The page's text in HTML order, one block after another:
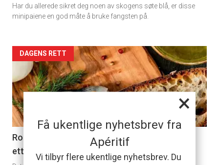
×
Få ukentlige nyhetsbrev fra
Apéritif
Vi tilbyr flere ukentlige nyhetsbrev. Du
Dagens
Har du allerede sikret deg noen av skogens søte blå, er disse
minipaiene en god måte å bruke fangsten på.
Artikler
detail
-
section
11
Ukens
DAGENS RETT
Rollmops: Det er en grunn til at tyskere er ville
etter denne retten